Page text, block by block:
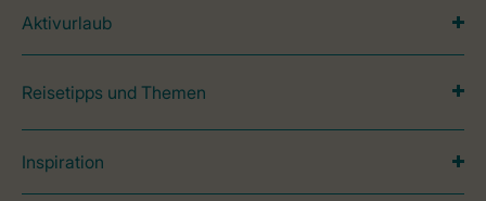
Aktivurlaub
Reisetipps und Themen
Inspiration